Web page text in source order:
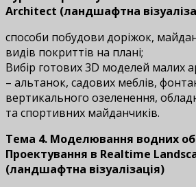
Architect (ландшафтна
способи побудови доріжок,
видів покриттів на плані;
Вибір готових 3D моделей малих
– альтанок, садових меблів,
вертикального озеленення,
та спортивних майданчиків.
Тема 4. Моделювання водних
Проектування в Realtime
(ландшафтна візуалізація)